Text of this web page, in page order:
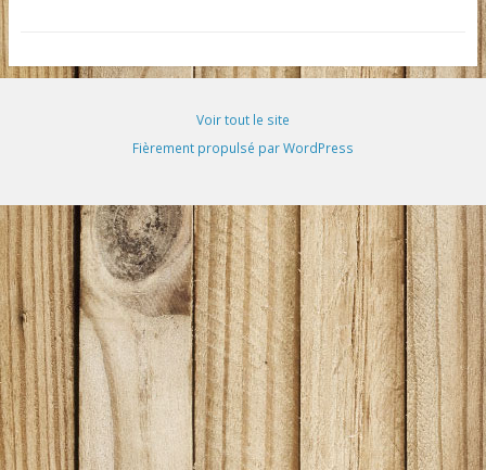
Voir tout le site
Fièrement propulsé par WordPress